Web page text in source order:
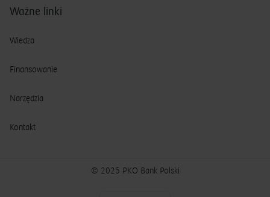
Ważne linki
Wiedza
Finansowanie
Narzędzia
Kontakt
© 2025 PKO Bank Polski